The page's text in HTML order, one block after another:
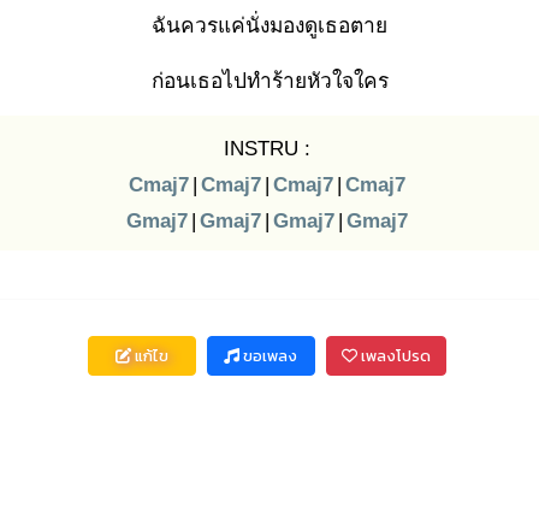
ฉันควรแค่นั่งมองดูเธอตาย
ก่อนเธอไปทำร้ายหัวใจใคร
INSTRU :
Cmaj7 | Cmaj7 | Cmaj7 | Cmaj7
Gmaj7 | Gmaj7 | Gmaj7 | Gmaj7
แก้ไข ขอเพลง เพลงโปรด